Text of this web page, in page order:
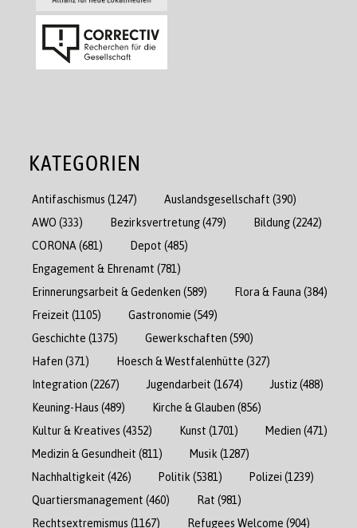
KATEGORIEN
Antifaschismus (1247) Auslandsgesellschaft (390)
AWO (333) Bezirksvertretung(479) Bildung(2242)
CORONA (681) Depot (485)
Engagement & Ehrenamt (781)
Erinnerungsarbeit & Gedenken (589) Flora & Fauna (384)
Freizeit (1105) Gastronomie (549)
Geschichte (1375) Gewerkschaften (590)
Hafen (371) Hoesch & Westfalenhütte (327)
Integration (2267) Jugendarbeit (1674) Justiz(488)
Keuning-Haus (489) Kirche & Glauben (856)
Kultur & Kreatives (4352) Kunst (1701) Medien (471)
Medizin & Gesundheit (811) Musik (1287)
Nachhaltigkeit (426) Politik (5381) Polizei (1239)
Quartiersmanagement (460) Rat (981)
Rechtsextremismus (1167) Refugees Welcome (904)